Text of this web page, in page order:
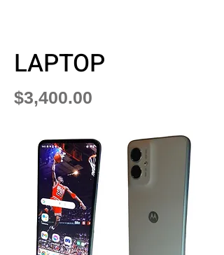
LAPTOP
Precio
$3,400.00